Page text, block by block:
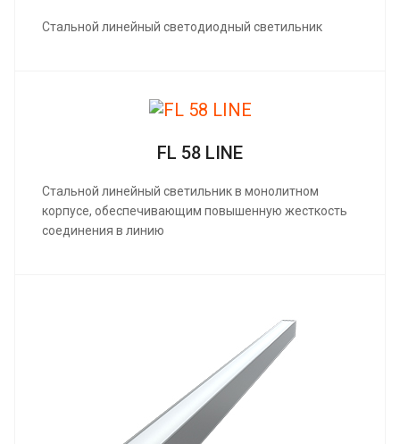
Стальной линейный светодиодный светильник
FL 58 LINE
Стальной линейный светильник в монолитном
корпусе, обеспечивающим повышенную жесткость
соединения в линию